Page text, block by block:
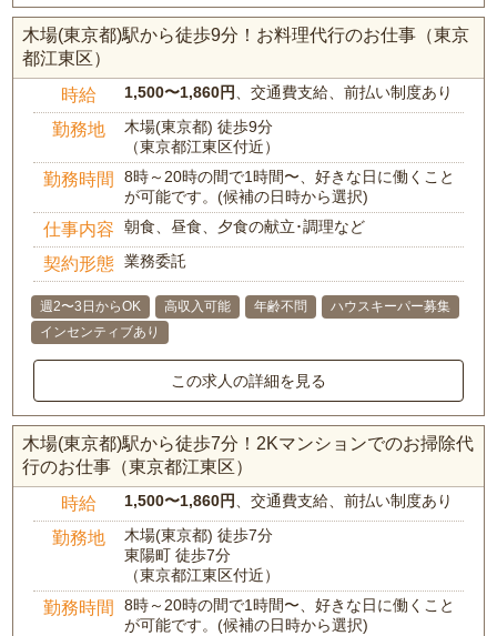
木場(東京都)駅から徒歩9分！お料理代行のお仕事（東京
都江東区）
時給 1,500〜1,860円、交通費支給、前払い制度あり
勤務地
木場(東京都) 徒歩9分
（東京都江東区付近）
勤務時間
8時～20時の間で1時間〜、好きな日に働くこと
が可能です。(候補の日時から選択)
仕事内容 朝食、昼食、夕食の献立･調理など
契約形態 業務委託
週2〜3日からOK 高収入可能 年齢不問
ハウスキーパー募集
インセンティブあり
この求人の詳細を見る
木場(東京都)駅から徒歩7分！2Kマンションでのお掃除代
行のお仕事（東京都江東区）
時給 1,500〜1,860円、交通費支給、前払い制度あり
勤務地
木場(東京都) 徒歩7分
東陽町 徒歩7分
（東京都江東区付近）
勤務時間
8時～20時の間で1時間〜、好きな日に働くこと
が可能です。(候補の日時から選択)